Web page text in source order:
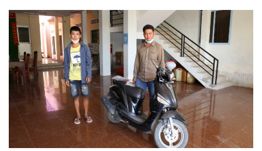
Thể thao
Bóng đá
Lịch thi đấu bóng đá
Thế giới thể thao
eSports
Hậu trường
Ô tô - Xe máy
Ô tô
Xe máy
Tư vấn